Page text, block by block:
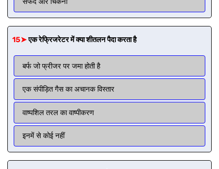
15➤एक रेफ्रिजरेटर में क्या शीतलन पैदा करता है
बर्फ जो फ्रीजर पर जमा होती है
एक संपीड़ित गैस का अचानक विस्तार
वाष्पशिल तरल का वाष्पीकरण
इनमें से कोई नहीं